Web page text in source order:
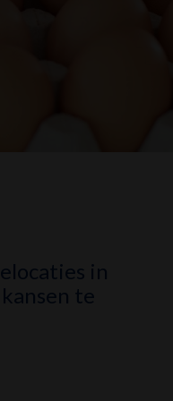
in
te